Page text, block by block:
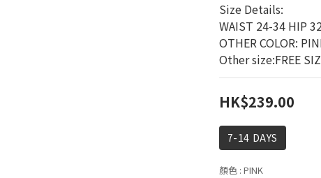
Size Details:
WAIST 24-34 HIP
OTHER COLOR:
Other size:FREE
HK$239.00
7-14 DAYS
顏色 : PINK